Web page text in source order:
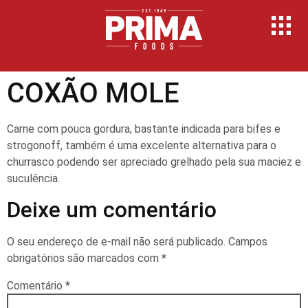
COXÃO MOLE
Carne com pouca gordura, bastante indicada para bifes e
strogonoff, também é uma excelente alternativa para o
churrasco podendo ser apreciado grelhado pela sua maciez e
suculência.
Deixe um comentário
O seu endereço de e-mail não será publicado. Campos
obrigatórios são marcados com *
Comentário *